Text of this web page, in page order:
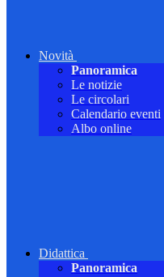
Novità
Panoramica
Le notizie
Le circolari
Calendario eventi
Albo online
Didattica
Panoramica